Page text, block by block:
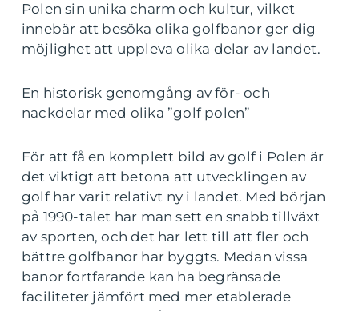
Polen sin unika charm och kultur, vilket
innebär att besöka olika golfbanor ger dig
möjlighet att uppleva olika delar av landet.
En historisk genomgång av för- och
nackdelar med olika ”golf polen”
För att få en komplett bild av golf i Polen är
det viktigt att betona att utvecklingen av
golf har varit relativt ny i landet. Med början
på 1990-talet har man sett en snabb tillväxt
av sporten, och det har lett till att fler och
bättre golfbanor har byggts. Medan vissa
banor fortfarande kan ha begränsade
faciliteter jämfört med mer etablerade